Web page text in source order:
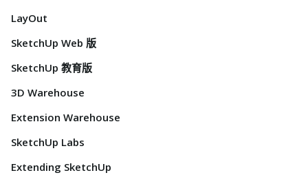
LayOut
SketchUp Web 版
SketchUp 教育版
3D Warehouse
Extension Warehouse
SketchUp Labs
Extending SketchUp